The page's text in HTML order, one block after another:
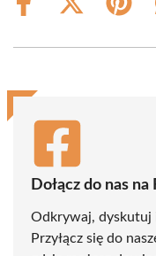
Share
Share
(Twitter)
Share
Dołącz do nas
Odkrywaj, dyskutuj
Przyłącz się do